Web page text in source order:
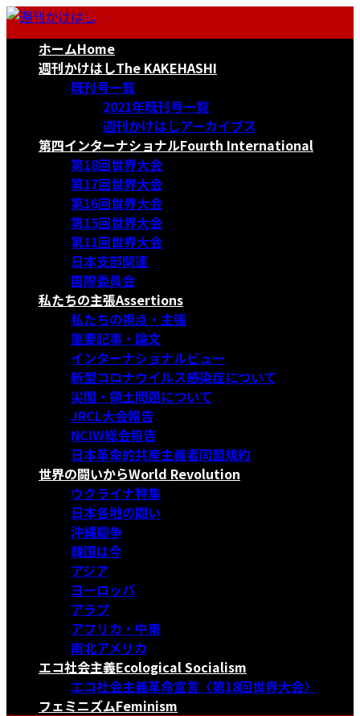
コ
ナ
ホームHome
週刊かけはしThe KAKEHASHI
既刊号一覧
2021年既刊号一覧
週刊かけはしアーカイブス
第四インターナショナルFourth International
第18回世界大会
第17回世界大会
第16回世界大会
第15回世界大会
第11回世界大会
日本支部関連
国際委員会
私たちの主張Assertions
私たちの視点・主張
重要記事・論文
インターナショナルビュー
新型コロナウイルス感染症について
尖閣・領土問題について
JRCL大会報告
NCIW総会報告
日本革命的共産主義者同盟規約
世界の闘いからWorld Revolution
ウクライナ特集
日本各地の闘い
沖縄闘争
韓国は今
アジア
ヨーロッパ
アラブ
アフリカ・中東
南北アメリカ
エコ社会主義Ecological Socialism
エコ社会主義革命宣言〈第18回世界大会〉
フェミニズムFeminism